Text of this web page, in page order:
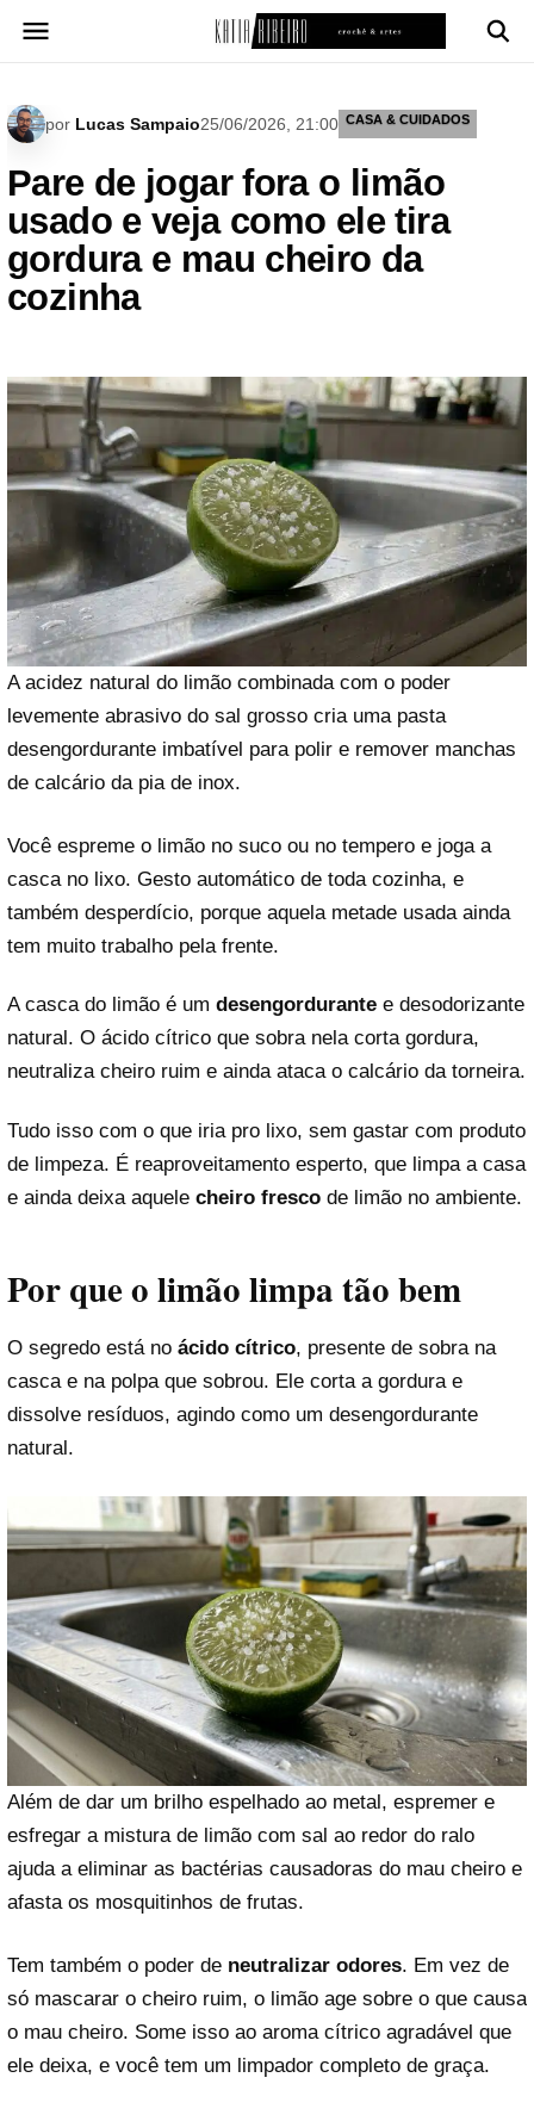
para
por Lucas Sampaio25/06/2026, 21:00 CASA & CUIDADOS
Pare de jogar fora o limão
usado e veja como ele tira
gordura e mau cheiro da
cozinha
A acidez natural do limão combinada com o poder
levemente abrasivo do sal grosso cria uma pasta
desengordurante imbatível para polir e remover manchas
de calcário da pia de inox.
Você espreme o limão no suco ou no tempero e joga a
casca no lixo. Gesto automático de toda cozinha, e
também desperdício, porque aquela metade usada ainda
tem muito trabalho pela frente.
A casca do limão é um desengordurante e desodorizante
natural. O ácido cítrico que sobra nela corta gordura,
neutraliza cheiro ruim e ainda ataca o calcário da torneira.
Tudo isso com o que iria pro lixo, sem gastar com produto
de limpeza. É reaproveitamento esperto, que limpa a casa
e ainda deixa aquele cheiro fresco de limão no ambiente.
Por que o limão limpa tão bem
O segredo está no ácido cítrico, presente de sobra na
casca e na polpa que sobrou. Ele corta a gordura e
dissolve resíduos, agindo como um desengordurante
natural.
Além de dar um brilho espelhado ao metal, espremer e
esfregar a mistura de limão com sal ao redor do ralo
ajuda a eliminar as bactérias causadoras do mau cheiro e
afasta os mosquitinhos de frutas.
Tem também o poder de neutralizar odores. Em vez de
só mascarar o cheiro ruim, o limão age sobre o que causa
o mau cheiro. Some isso ao aroma cítrico agradável que
ele deixa, e você tem um limpador completo de graça.